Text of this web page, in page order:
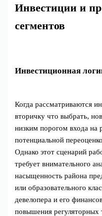
Инвестиции и
сегментов
Инвестиционная
Когда рассматриваются
вторичку что выбрать,
низким порогом входа на
потенциальной
Однако этот сценарий
требует внимательного
насыщенность района
или образовательного
девелопера и его
повышения регуляторных